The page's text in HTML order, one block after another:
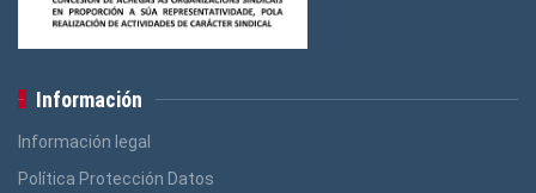
Información
Información legal
Política Protección Datos